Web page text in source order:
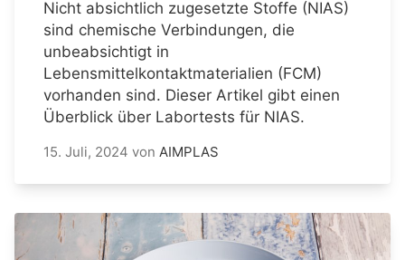
Nicht absichtlich zugesetzte Stoffe (NIAS)
sind chemische Verbindungen, die
unbeabsichtigt in
Lebensmittelkontaktmaterialien (FCM)
vorhanden sind. Dieser Artikel gibt einen
Überblick über Labortests für NIAS.
15. Juli, 2024 von AIMPLAS